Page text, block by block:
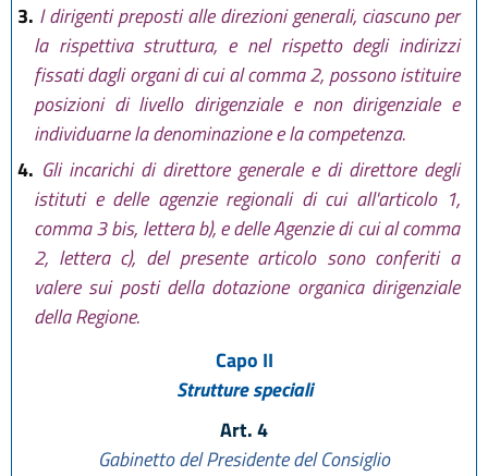
3. I dirigenti preposti alle direzioni generali, ciascuno per
la rispettiva struttura, e nel rispetto degli indirizzi
fissati dagli organi di cui al comma 2, possono istituire
posizioni di livello dirigenziale e non dirigenziale e
individuarne la denominazione e la competenza.
4. Gli incarichi di direttore generale e di direttore degli
istituti e delle agenzie regionali di cui all'articolo 1,
comma 3 bis, lettera b), e delle Agenzie di cui al comma
2, lettera c), del presente articolo sono conferiti a
valere sui posti della dotazione organica dirigenziale
della Regione.
Capo II
Strutture speciali
Art. 4
Gabinetto del Presidente del Consiglio